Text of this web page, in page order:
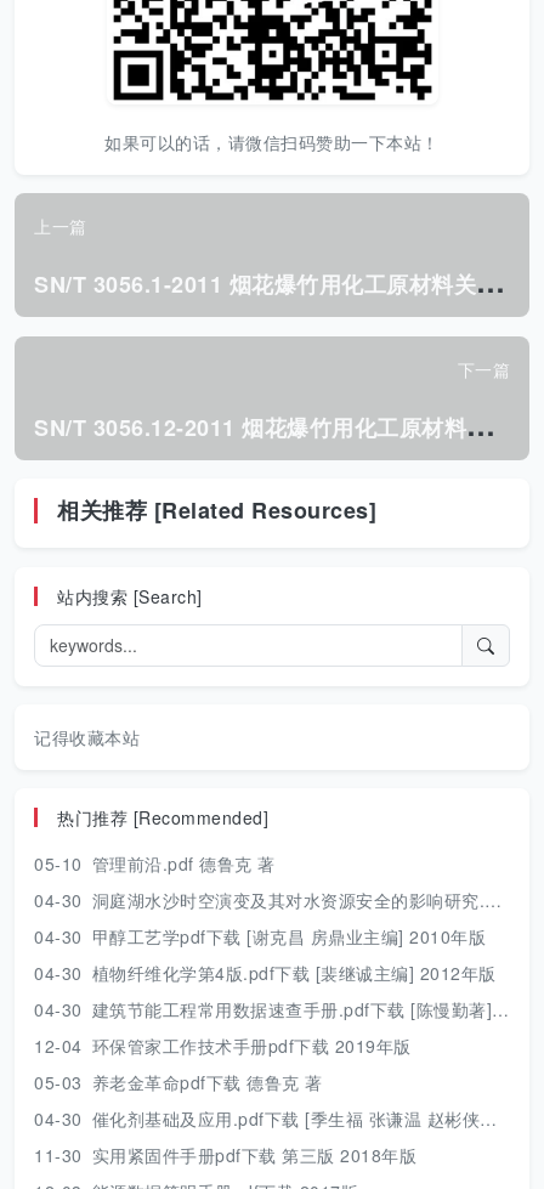
如果可以的话，请微信扫码赞助一下本站！
上一篇
S
N/T 3056.1-2011 烟花爆竹用化工原材料关键指标的测定 第1部分:苯二甲酸氢钾.pdf
下一篇
S
N/T 3056.12-2011 烟花爆竹用化工原材料关键指标的测定 第12部分:硝酸钡.pdf
相关推荐 [Related Resources]
站内搜索 [Search]
记得收藏本站
热门推荐 [Recommended]
05-10 管理前沿.pdf 德鲁克 著
04-30 洞庭湖水沙时空演变及其对水资源安全的影响研究.pdf 胡光伟 著 2017年版
04-30 甲醇工艺学pdf下载 [谢克昌 房鼎业主编] 2010年版
04-30 植物纤维化学第4版.pdf下载 [裴继诚主编] 2012年版
04-30 建筑节能工程常用数据速查手册.pdf下载 [陈慢勤著] 2010年版
12-04 环保管家工作技术手册pdf下载 2019年版
05-03 养老金革命pdf下载 德鲁克 著
04-30 催化剂基础及应用.pdf下载 [季生福 张谦温 赵彬侠编] 2011年版
11-30 实用紧固件手册pdf下载 第三版 2018年版